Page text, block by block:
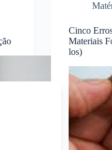
Cinco
Materiais
los)